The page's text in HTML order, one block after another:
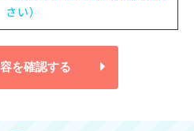
さい）
を確認する